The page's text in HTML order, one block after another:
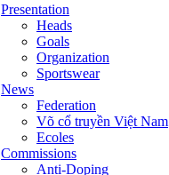
Presentation
Heads
Goals
Organization
Sportswear
News
Federation
Võ cổ truyền Việt Nam
Ecoles
Commissions
Anti-Doping